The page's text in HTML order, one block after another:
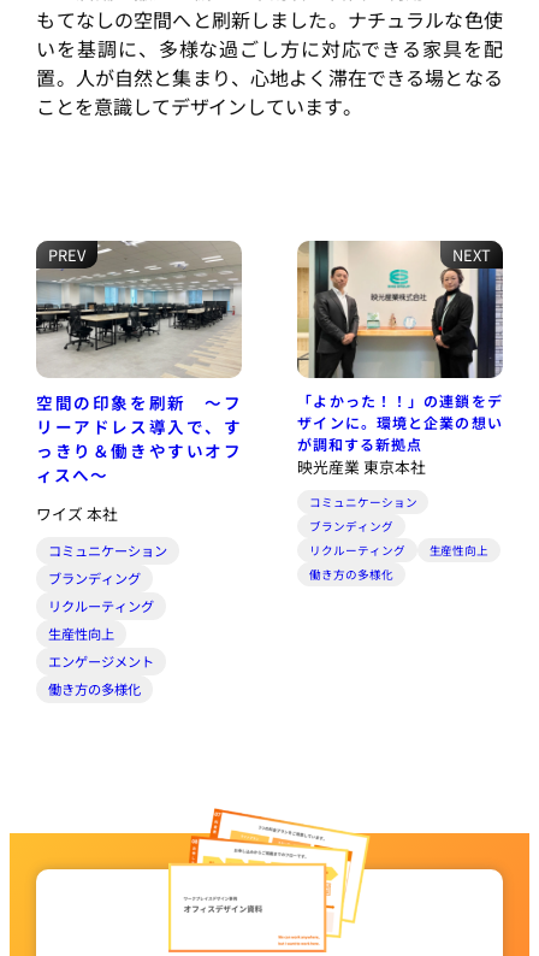
もてなしの空間へと刷新しました。ナチュラルな色使
いを基調に、多様な過ごし方に対応できる家具を配
置。人が自然と集まり、心地よく滞在できる場となる
ことを意識してデザインしています。
PREV
空間の印象を刷新 ～フ
リーアドレス導入で、す
っきり＆働きやすいオフ
ィスへ～
ワイズ 本社
コミュニケーション
ブランディング
リクルーティング
生産性向上
エンゲージメント
働き方の多様化
NEXT
「よかった！！」の連鎖をデ
ザインに。環境と企業の想い
が調和する新拠点
映光産業 東京本社
コミュニケーション
ブランディング
リクルーティング
生産性向上
働き方の多様化